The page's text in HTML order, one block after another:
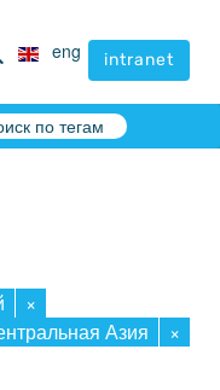
eng intranet
eng intranet
по тегам
×
Азия
×